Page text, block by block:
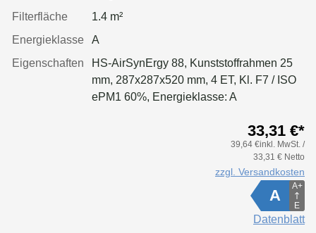
Filterfläche
1.4 m²
Energieklasse
A
Eigenschaften
HS-AirSynErgy 88, Kunststoffrahmen 25
mm, 287x287x520 mm, 4 ET, Kl. F7 / ISO
ePM1 60%, Energieklasse: A
33,31 €*
39,64 €inkl. MwSt. /
33,31 € Netto
zzgl. Versandkosten
A
A+
E
Datenblatt